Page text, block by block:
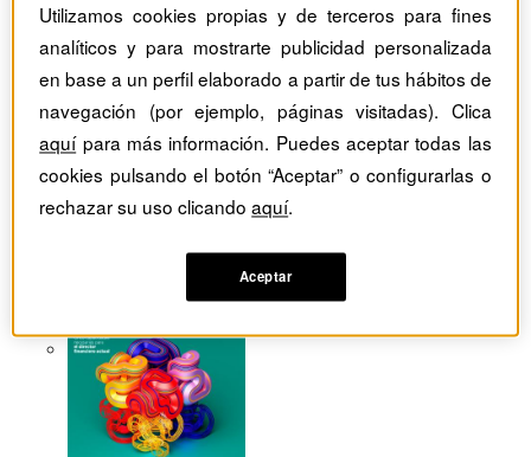
Hemeroteca
Monográficos
Dossieres
Revistas del mes
Utilizamos cookies propias y de terceros para fines
analíticos y para mostrarte publicidad personalizada
en base a un perfil elaborado a partir de tus hábitos de
navegación (por ejemplo, páginas visitadas). Clica
aquípara más información. Puedes aceptar todas las
cookies pulsando el botón “Aceptar” o configurarlas o
rechazar su uso clicandoaquí.
Aceptar